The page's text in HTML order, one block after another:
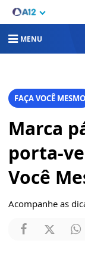
MENU
FAÇA VOCÊ MESMO
Marca
porta-
Você
Acompanhe as